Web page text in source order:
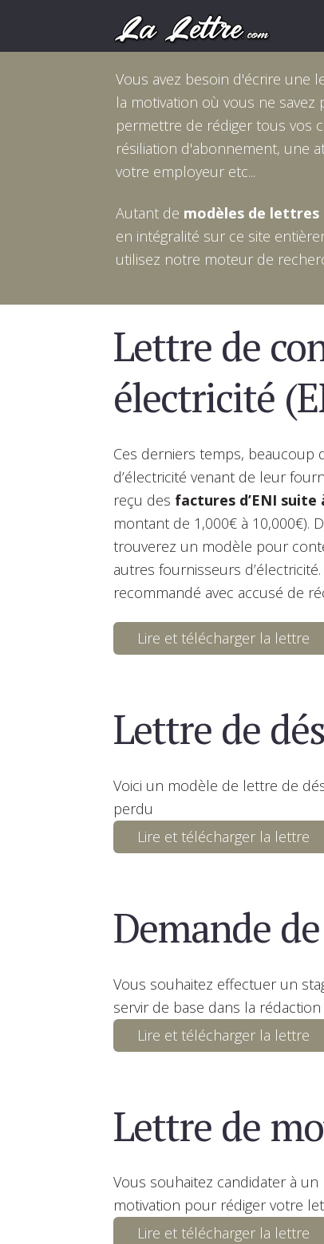
Vous avez besoin d'écrire une
la motivation où vous ne savez
permettre de rédiger tous vos
résiliation d'abonnement, une
votre employeur etc...
Autant de modèles de lettres
en intégralité sur ce site
utilisez notre moteur de
Lettre de
électricité
Ces derniers temps, beaucoup
d’électricité venant de leur
reçu des factures d’ENI
montant de 1,000€ à 10,000€).
trouverez un modèle pour
autres fournisseurs
recommandé avec accusé de
Lire et télécharger la lettre
Lettre de
Voici un modèle de lettre de
perdu
Lire et télécharger la lettre
Demande
Vous souhaitez effectuer un
servir de base dans la
Lire et télécharger la lettre
Lettre de
Vous souhaitez candidater à
motivation pour rédiger votre
Lire et télécharger la lettre